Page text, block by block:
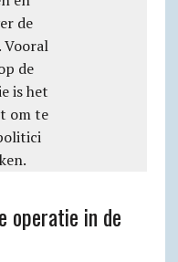
operatie in de